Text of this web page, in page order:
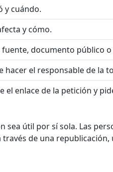
y cuándo.
y cómo.
fuente, documento público o
hacer el responsable de la
el enlace de la petición y
sea útil por sí sola. Las
de una republicación,